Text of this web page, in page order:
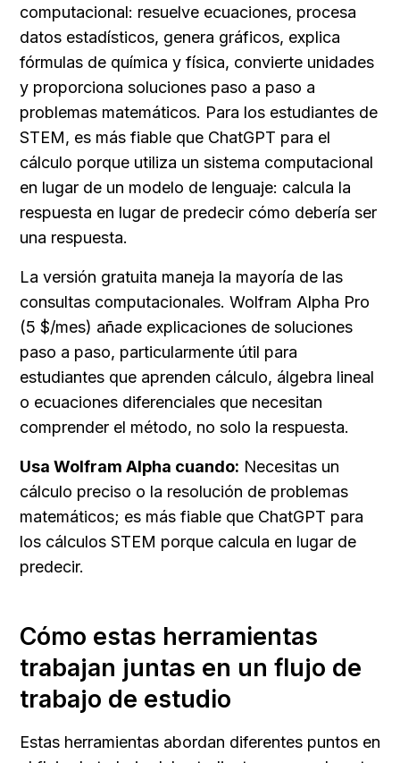
computacional: resuelve ecuaciones, procesa
datos estadísticos, genera gráficos, explica
fórmulas de química y física, convierte unidades
y proporciona soluciones paso a paso a
problemas matemáticos. Para los estudiantes de
STEM, es más fiable que ChatGPT para el
cálculo porque utiliza un sistema computacional
en lugar de un modelo de lenguaje: calcula la
respuesta en lugar de predecir cómo debería ser
una respuesta.
La versión gratuita maneja la mayoría de las
consultas computacionales. Wolfram Alpha Pro
(5 $/mes) añade explicaciones de soluciones
paso a paso, particularmente útil para
estudiantes que aprenden cálculo, álgebra lineal
o ecuaciones diferenciales que necesitan
comprender el método, no solo la respuesta.
Usa Wolfram Alpha cuando: Necesitas un
cálculo preciso o la resolución de problemas
matemáticos; es más fiable que ChatGPT para
los cálculos STEM porque calcula en lugar de
predecir.
Cómo estas herramientas
trabajan juntas en un flujo de
trabajo de estudio
Estas herramientas abordan diferentes puntos en